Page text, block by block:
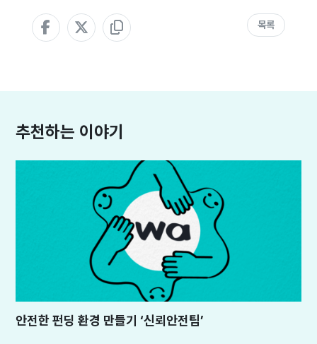
목록
추천하는 이야기
안전한 펀딩 환경 만들기 ‘신뢰안전팀’